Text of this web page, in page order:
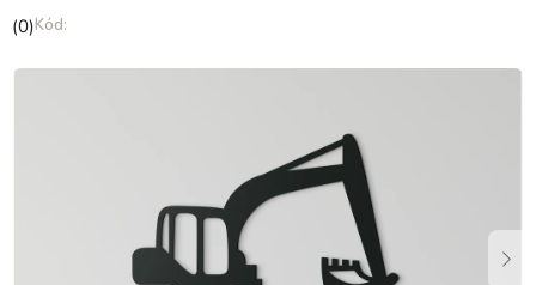
A
átlagos
(0)